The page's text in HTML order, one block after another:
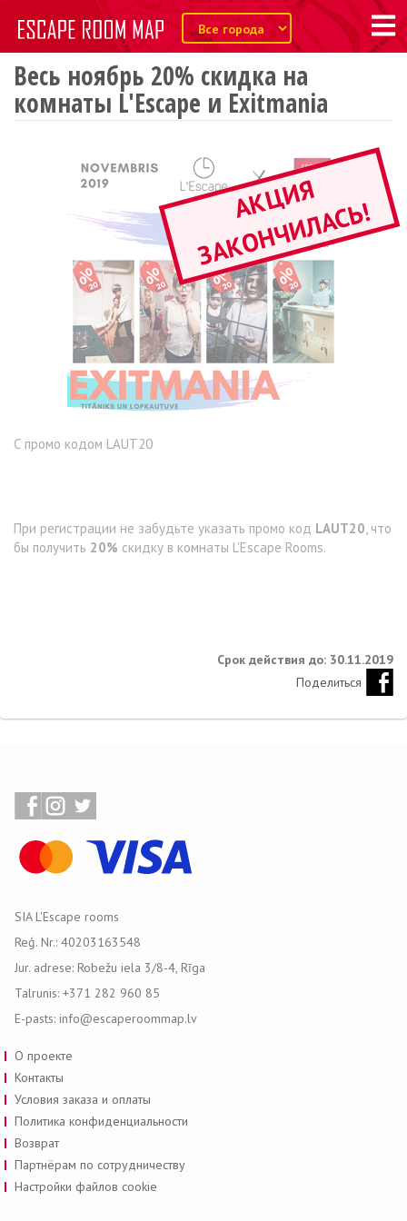
Весь ноябрь 20% скидка на
комнаты L'Escape и Exitmania
А
К
Ц
И
Я
З
А
К
О
Н
Ч
И
Л
А
С
Ь
!
С промо кодом LAUT20
При регистрации не забудьте указать промо код LAUT20, что
бы получить 20% скидку в комнаты L'Escape Rooms.
Срок действия до: 30.11.2019
Поделиться
SIA L'Escape rooms
Reģ. Nr.: 40203163548
Jur. adrese: Robežu iela 3/8-4, Rīga
Talrunis: +371 282 960 85
E-pasts: info@escaperoommap.lv
О проекте
Контакты
Условия заказа и оплаты
Политика конфиденциальности
Возврат
Партнёрам по сотрудничеству
Настройки файлов cookie